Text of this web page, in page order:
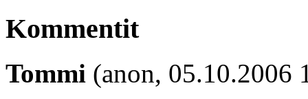
Kommentit
Tommi (anon, 05.10.2006